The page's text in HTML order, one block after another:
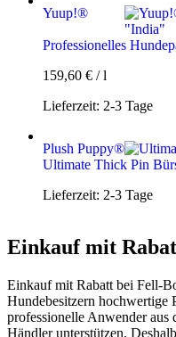
Yuup!®
Professionelles
159,60 € /l
Lieferzeit: 2-3 Tage
Plush Puppy®
Ultimate Thick Pin
Lieferzeit: 2-3 Tage
Einkauf mit
Einkauf mit Rabatt bei Fell-
Hundebesitzern hochwertige
professionelle Anwender aus
Händler unterstützen.